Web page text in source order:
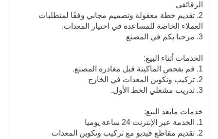
الرقائقي
2. تقديم خطة معقولة وتصميم مجاني وفقًا لمتطلبات
العملاء الخاصة للمساعدة في اختيار المعدات.
3. مرحبا بكم في المصنع
الخدمات أثناء البيع:
1. قم بفحص الماكينة قبل مغادرة المصنع.
2. تركيب وتكوين المعدات في الخارج
3. تدريب مشغلي الخط الأول.
خدمات مابعد البيع:
1. الخدمة عبر الإنترنت 24 ساعة يوميا
2. تقديم مقاطع فيديو مع تركيب وتكوين المعدات